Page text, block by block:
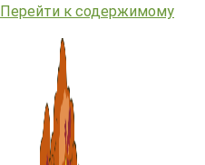
Перейти к содержимому